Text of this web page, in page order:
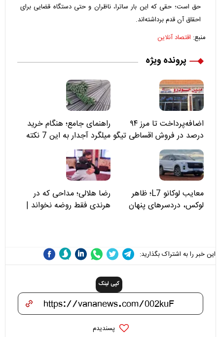
حق است؛ حقی که این بار ساترا، ناظران و حتی دستگاه قضایی برای
احقاق آن قدم برداشته‌اند.
منبع: اقتصاد آنلاین
پرونده ویژه
اضافه‌پرداخت تا مرز ۹۴
درصد در فروش اقساطی تیگو
۸؛ مسئولان «مبین خودرو» را
نمی‌بینند؟
راهنمای جامع؛ هنگام خرید
میلگرد آجدار به این 7 نکته
توجه کنید
معایب لوکانو L7؛ ظاهر
لوکس، دردسرهای پنهان
رضا هلالی؛ مداحی که در
هرندی فقط روضه نخواند |
این خبر را به اشتراک بگذارید:
کپی لینک
پسندیدم